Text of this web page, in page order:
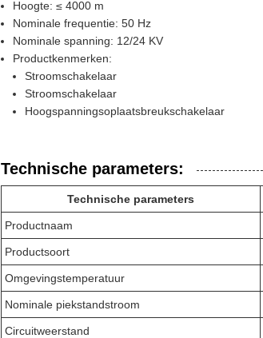
Hoogte: ≤ 4000 m
Nominale frequentie: 50 Hz
Nominale spanning: 12/24 KV
Productkenmerken:
Stroomschakelaar
Stroomschakelaar
Hoogspanningsoplaatsbreukschakelaar
Technische parameters:
Technische parameters
Productnaam
Productsoort
Omgevingstemperatuur
Nominale piekstandstroom
Circuitweerstand